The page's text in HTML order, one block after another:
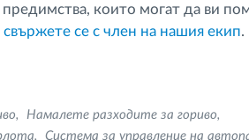
които могат да ви
свържете се с член на нашия екип.
Намалете разходите за гориво
Система за управление на